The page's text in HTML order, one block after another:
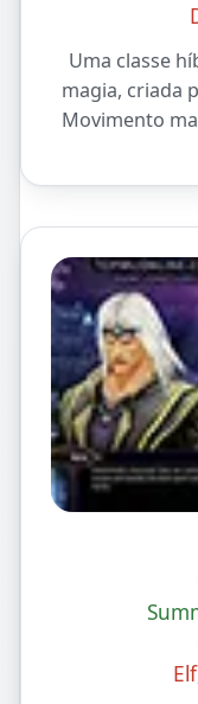
Uma classe
magia, criada
Movimento